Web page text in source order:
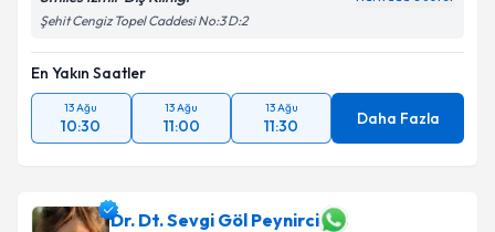
Şehit Cengiz Topel Caddesi No:3 D:2
En Yakın Saatler
13 Ağu
10:30
13 Ağu
11:00
13 Ağu
11:30 Daha Fazla
Dr. Dt. Sevgi Göl Peynirci